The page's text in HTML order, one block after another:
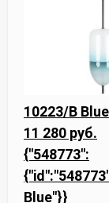
10223/B
11 280 руб.
{"548773":
Blue"}}